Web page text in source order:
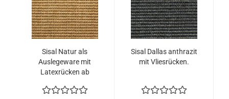
Sisal Natur als
Auslegeware mit
Latexrücken ab
Sisal Dallas anthrazit
mit Vliesrücken.